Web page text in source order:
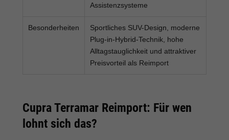
Assistenzsysteme
Besonderheiten
Sportliches SUV-Design, moderne
Plug-in-Hybrid-Technik, hohe
Alltagstauglichkeit und attraktiver
Preisvorteil als Reimport
Cupra Terramar Reimport: Für wen
lohnt sich das?